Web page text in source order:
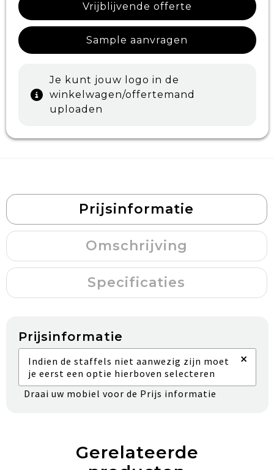
Vrijblijvende offerte
Sample aanvragen
Je kunt jouw logo in de
winkelwagen/offertemand
uploaden
Prijsinformatie
Omschrijving
Specificaties
Prijsinformatie
Indien de staffels niet aanwezig zijn moet
je eerst een optie hierboven selecteren
×
Draai uw mobiel voor de Prijs informatie
Gerelateerde